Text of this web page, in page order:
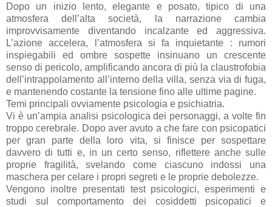
Dopo un inizio lento, elegante e posato, tipico di una
atmosfera dell’alta società, la narrazione cambia
improvvisamente diventando incalzante ed aggressiva.
L’azione accelera, l’atmosfera si fa inquietante : rumori
inspiegabili ed ombre sospette insinuano un crescente
senso di pericolo, amplificando ancora di più la claustrofobia
dell’intrappolamento all’interno della villa, senza via di fuga,
e mantenendo costante la tensione fino alle ultime pagine.
Temi principali ovviamente psicologia e psichiatria.
Vi è un’ampia analisi psicologica dei personaggi, a volte fin
troppo cerebrale. Dopo aver avuto a che fare con psicopatici
per gran parte della loro vita, si finisce per sospettare
davvero di tutti e, in un certo senso, riflettere anche sulle
proprie fragilità, svelando come ciascuno indossi una
maschera per celare i propri segreti e le proprie debolezze.
Vengono inoltre presentati test psicologici, esperimenti e
studi sul comportamento dei cosiddetti psicopatici e